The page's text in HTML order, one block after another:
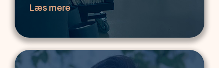
Læs mere